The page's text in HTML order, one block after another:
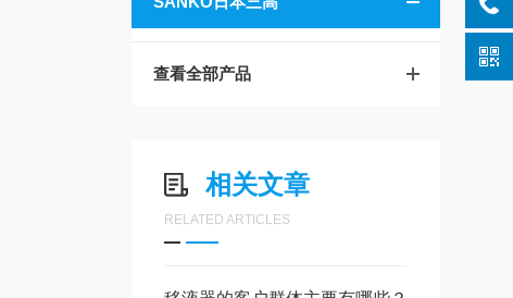
查看全部产品
相关文章
RELATED ARTICLES